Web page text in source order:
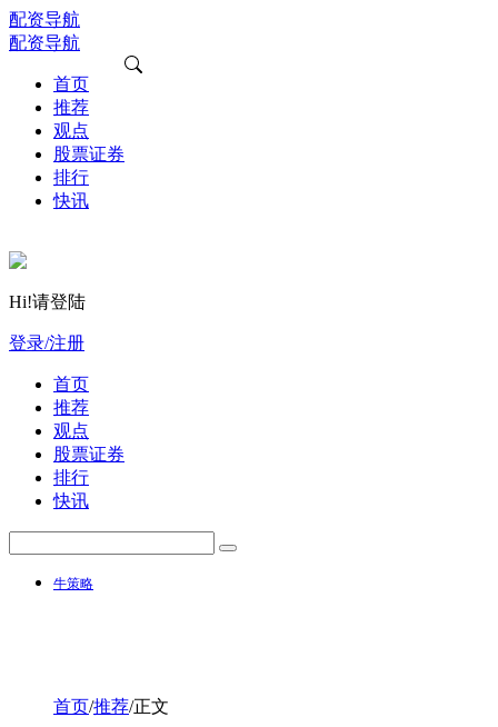
配资导航
配资导航
首页
推荐
观点
股票证券
排行
快讯
Hi!请登陆
登录/注册
首页
推荐
观点
股票证券
排行
快讯
牛策略
首页/推荐/正文